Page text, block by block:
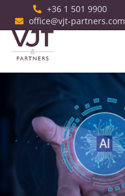
+36 1 501 9900
office@vjt-partners.com